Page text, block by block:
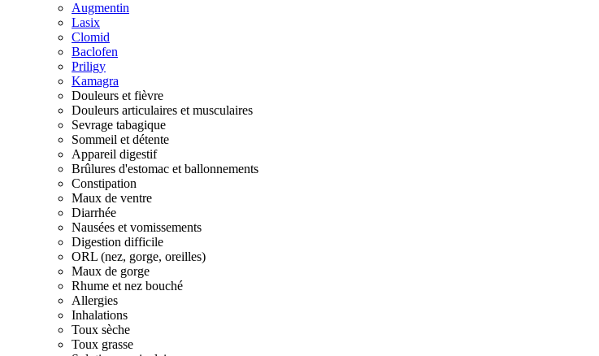
Augmentin
Lasix
Clomid
Baclofen
Priligy
Kamagra
Douleurs et fièvre
Douleurs articulaires et musculaires
Sevrage tabagique
Sommeil et détente
Appareil digestif
Brûlures d'estomac et ballonnements
Constipation
Maux de ventre
Diarrhée
Nausées et vomissements
Digestion difficile
ORL (nez, gorge, oreilles)
Maux de gorge
Rhume et nez bouché
Allergies
Inhalations
Toux sèche
Toux grasse